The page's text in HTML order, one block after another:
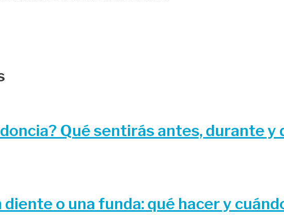
Qué sentirás antes, durante y
diente o una funda: qué hacer y